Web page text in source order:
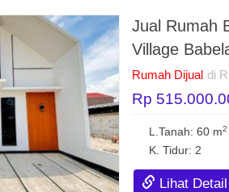
Jual Rumah
Village
Rumah Dijual di
Rp
L.Tanah: 60 m2
K. Tidur: 2
Lihat Detail